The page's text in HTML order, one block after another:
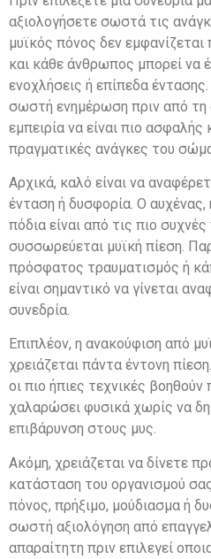
αξιολογήσετε σωστά τις
μυϊκός πόνος δεν
και κάθε άνθρωπος μπορεί να
ενοχλήσεις ή επίπεδα
σωστή ενημέρωση πριν από τη
εμπειρία να είναι πιο
πραγματικές ανάγκες του
Αρχικά, καλό είναι να
ένταση ή δυσφορία. Ο αυχένας,
πόδια είναι από τις πιο
συσσωρεύεται μυϊκή πίεση.
πρόσφατος τραυματισμός ή
είναι σημαντικό να γίνεται
συνεδρία.
Επιπλέον, η ανακούφιση από
χρειάζεται πάντα έντονη
οι πιο ήπιες τεχνικές
χαλαρώσει φυσικά χωρίς να
επιβάρυνση στους μυς.
Ακόμη, χρειάζεται να δίνετε
κατάσταση του οργανισμού
πόνος, πρήξιμο, μούδιασμα ή
σωστή αξιολόγηση από
απαραίτητη πριν επιλεγεί